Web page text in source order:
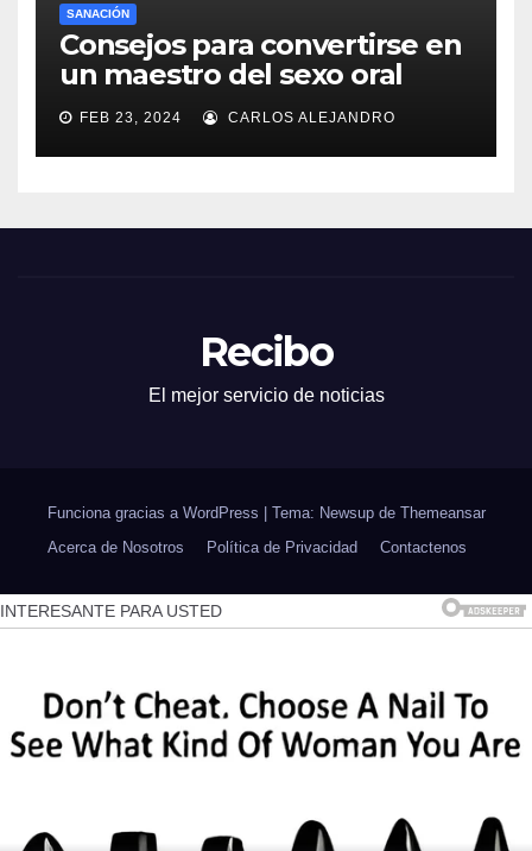
SANACIÓN
Consejos para convertirse en
un maestro del sexo oral
FEB 23, 2024 CARLOS ALEJANDRO
Recibo
El mejor servicio de noticias
Funciona gracias a WordPress Tema: Newsup de Themeansar
Acerca de Nosotros
Política de Privacidad Contactenos